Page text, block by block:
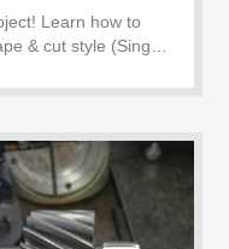
Learn how to
& cut style (Single,